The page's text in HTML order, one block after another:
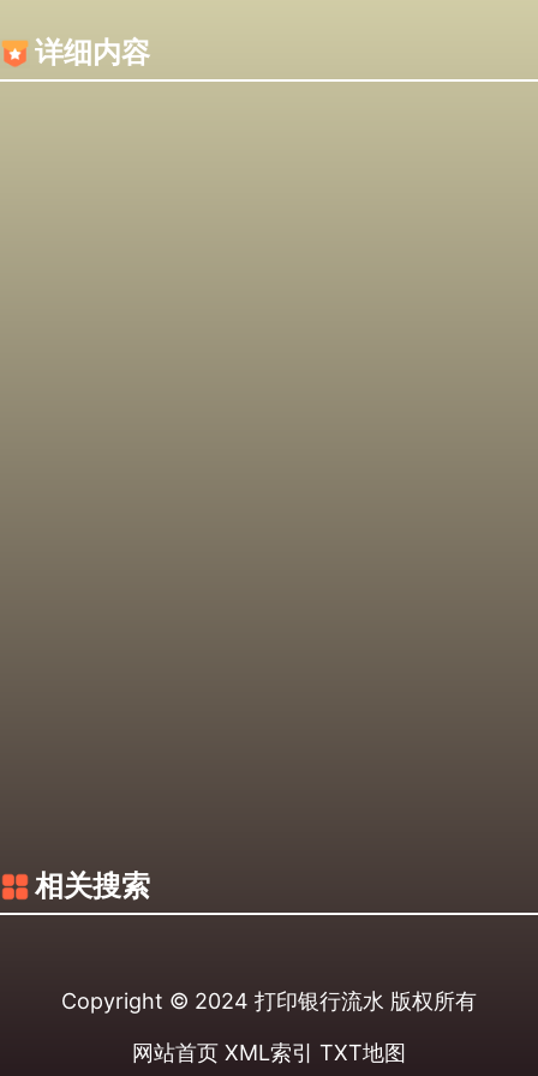
详细内容
相关搜索
Copyright © 2024 打印银行流水 版权所有
网站首页 XML索引 TXT地图